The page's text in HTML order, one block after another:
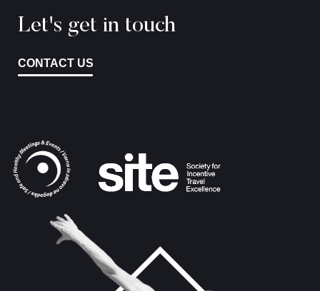
Let's get in touch
CONTACT US